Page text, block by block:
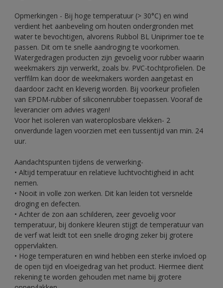
Opmerkingen - Bij hoge temperatuur (> 30°C) en wind
verdient het aanbeveling om houten ondergronden met
water te bevochtigen, alvorens Rubbol BL Uniprimer toe te
passen. Dit om te snelle aandroging te voorkomen.
Watergedragen producten zijn gevoelig voor rubber waarin
weekmakers zijn verwerkt, zoals bv. PVC-tochtprofielen. De
verffilm kan door de weekmakers worden aangetast en
daardoor zacht en kleverig worden. Bij voorkeur profielen
van EPDM-rubber of siliconenrubber toepassen. Vooraf de
leverancier om advies vragen!
Voor het isoleren van wateroplosbare vlekken- 2
onverdunde lagen voorzien met een tussentijd van min. 24
uur.
Aandachtspunten tijdens de verwerking-
• Altijd temperatuur en relatieve luchtvochtigheid in acht
nemen.
• Nooit in volle zon werken. Dit kan leiden tot versnelde
droging en defecten.
• Achter de zon aan schilderen, zeer gevoelig voor
temperatuur, bij donkere kleuren stijgt de temperatuur van
de verf wat leidt tot een snelle droging zeker bij grotere
oppervlakten.
• Hoge temperaturen en wind hebben een sterke invloed op
de open tijd en vloeigedrag van het product. Hiermee dient
rekening te worden gehouden met name bij grotere